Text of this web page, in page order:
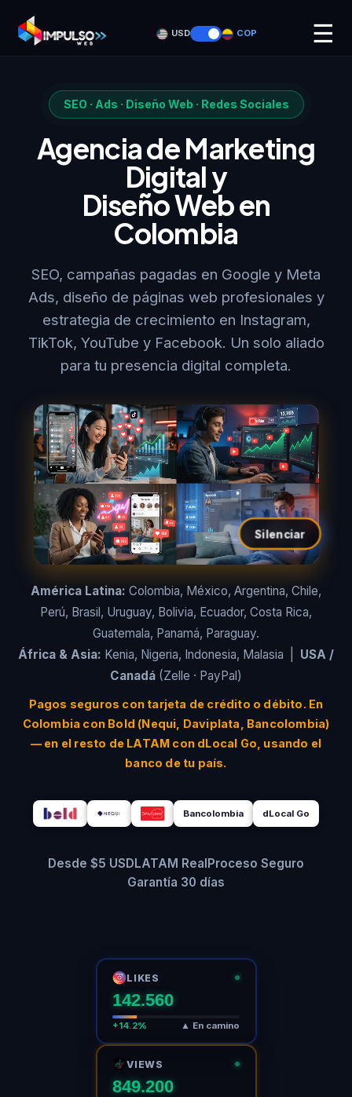
USD COP ☰
SEO · Ads · Diseño Web · Redes Sociales
Agencia de Marketing
Digital y
Diseño Web en
Colombia
SEO, campañas pagadas en Google y Meta
Ads, diseño de páginas web profesionales y
estrategia de crecimiento en Instagram,
TikTok, YouTube y Facebook. Un solo aliado
para tu presencia digital completa.
Silenciar
América Latina: Colombia, México, Argentina, Chile,
Perú, Brasil, Uruguay, Bolivia, Ecuador, Costa Rica,
Guatemala, Panamá, Paraguay.
África & Asia: Kenia, Nigeria, Indonesia, Malasia | USA /
Canadá (Zelle · PayPal)
Pagos seguros con tarjeta de crédito o débito. En
Colombia con Bold (Nequi, Daviplata, Bancolombia)
— en el resto de LATAM con dLocal Go, usando el
banco de tu país.
Bancolombia dLocal Go
Desde $5 USDLATAM RealProceso Seguro
Garantía 30 días
LIKES
142.564
+14.2% ▲ En camino
VIEWS
849.225